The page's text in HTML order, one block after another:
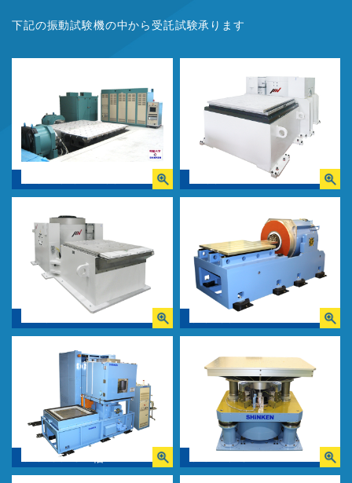
下記の振動試験機の中から受託試験承ります
G-0235LS＋槽